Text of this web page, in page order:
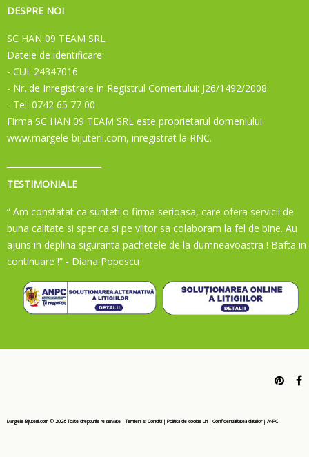
DESPRE NOI
SC HAN 09 TEAM SRL
Datele de identificare:
- CUI: 24347016
- Nr. de Inregistrare in Registrul Comertului: J26/1492/2008
- Tel: 0742 65 77 00
Firma SC HAN 09 TEAM SRL este proprietarul domeniului
www.margele-bijuterii.com, inregistrat la RNC.
TESTIMONIALE
“ Am constatat ca sunteti o firma serioasa, care ofera servicii de
buna calitate si sper ca si pe viitor sa colaboram la fel de bine. Au
ajuns in deplina siguranta pachetele de la dumneavoastra ! Bafta in
continuare !” - Diana Popescu
Margele-Bijuterii.com © 2026Toate drepturile rezervate | Termeni si Conditii | Politica de cookie-uri | Confidentialitatea datelor | ANPC